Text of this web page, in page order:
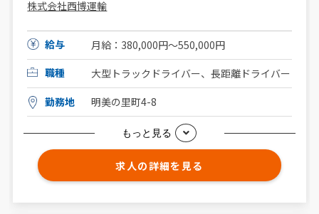
株式会社西博運輸
給与
月給：380,000円～550,000円
職種
大型トラックドライバー、長距離ドライバー
勤務地
明美の里町4-8
もっと見る
求人の詳細を見る